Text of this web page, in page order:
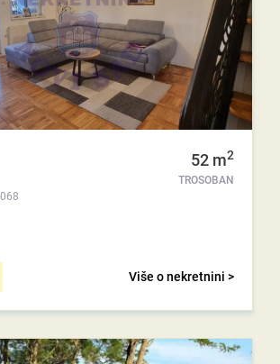
52 m2
TROSOBAN
Više o nekretnini >